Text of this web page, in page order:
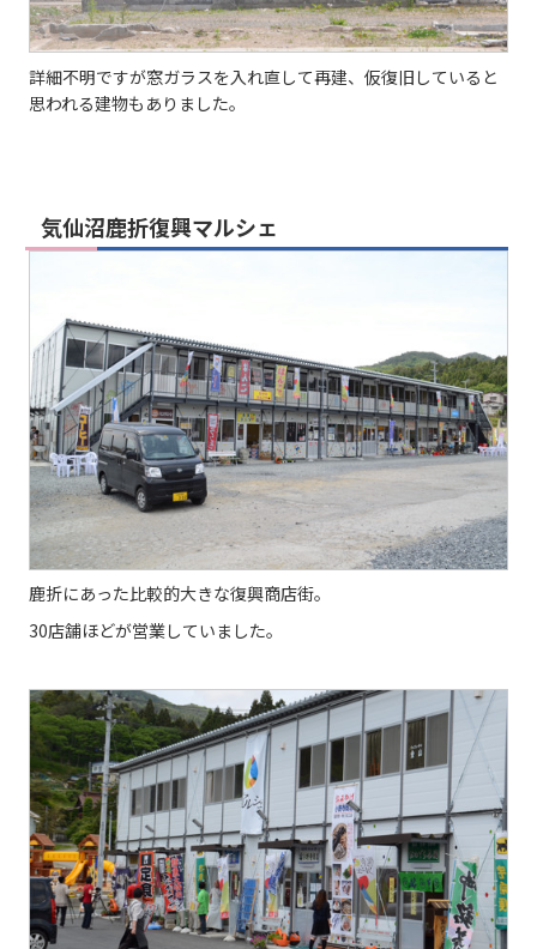
詳細不明ですが窓ガラスを入れ直して再建、仮復旧していると
思われる建物もありました。
気仙沼鹿折復興マルシェ
鹿折にあった比較的大きな復興商店街。
30店舗ほどが営業していました。